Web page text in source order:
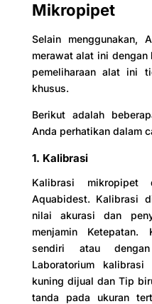
Mikropipet
Selain menggunakan,
merawat alat ini dengan
pemeliharaan alat ini
khusus.
Berikut adalah
Anda perhatikan dalam
1. Kalibrasi
Kalibrasi mikropipet
Aquabidest. Kalibrasi
nilai akurasi dan
menjamin
sendiri atau dengan
Laboratorium
kuning dijual dan Tip
tanda pada ukuran